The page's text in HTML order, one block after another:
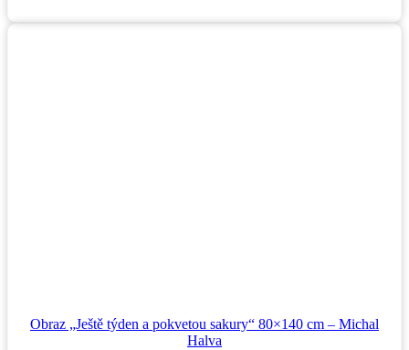
Obraz „Ještě týden a pokvetou sakury“ 80×140 cm – Michal
Halva